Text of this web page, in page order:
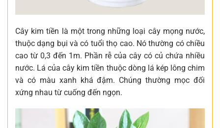
Cây kim tiền là một trong những loại cây mọng nước,
thuộc dạng bụi và có tuổi thọ cao. Nó thường có chiều
cao từ 0,3 đến 1m. Phần rễ của cây có củ chứa nhiều
nước. Lá của cây kim tiền thuộc dòng lá kép lông chim
và có màu xanh khá đậm. Chúng thường mọc đối
xứng nhau từ cuống đến ngọn.